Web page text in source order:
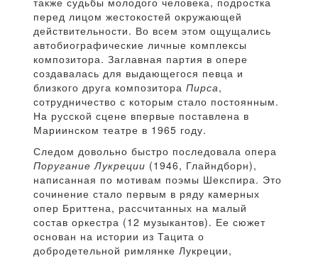
перед лицом жестокостей окружающей
действительности. Во всем этом ощущались
автобиографические личные комплексы
композитора. Заглавная партия в опере
создавалась для выдающегося певца и
близкого друга композитора Пирса,
сотрудничество с которым стало постоянным.
На русской сцене впервые поставлена в
Мариинском театре в 1965 году.
Следом довольно быстро последовала опера
Поругание Лукреции (1946, Глайндборн),
написанная по мотивам поэмы Шекспира. Это
сочинение стало первым в ряду камерных
опер Бриттена, рассчитанных на малый
состав оркестра (12 музыкантов). Ее сюжет
основан на истории из Тацита о
добродетельной римлянке Лукреции,